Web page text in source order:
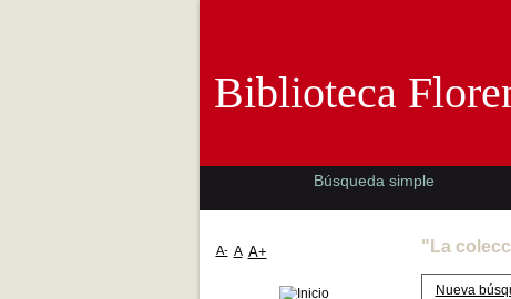
"La
Nueva
Biblioteca
Búsqueda simple
A- A A+